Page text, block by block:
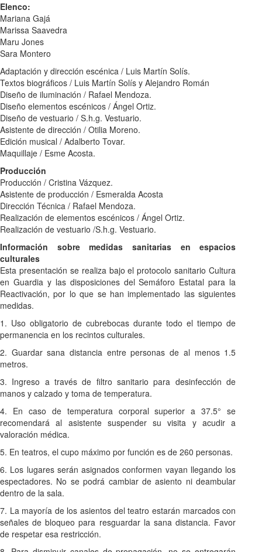
Elenco:
Mariana Gajá
Marissa Saavedra
Maru Jones
Sara Montero
Adaptación y dirección escénica / Luis Martín Solís.
Textos biográficos / Luis Martín Solís y Alejandro Román
Diseño de iluminación / Rafael Mendoza.
Diseño elementos escénicos / Ángel Ortiz.
Diseño de vestuario / S.h.g. Vestuario.
Asistente de dirección / Otilia Moreno.
Edición musical / Adalberto Tovar.
Maquillaje / Esme Acosta.
Producción
Producción / Cristina Vázquez.
Asistente de producción / Esmeralda Acosta
Dirección Técnica / Rafael Mendoza.
Realización de elementos escénicos / Ángel Ortiz.
Realización de vestuario /S.h.g. Vestuario.
Información sobre medidas sanitarias en espacios
culturales
Esta presentación se realiza bajo el protocolo sanitario Cultura
en Guardia y las disposiciones del Semáforo Estatal para la
Reactivación, por lo que se han implementado las siguientes
medidas.
1. Uso obligatorio de cubrebocas durante todo el tiempo de
permanencia en los recintos culturales.
2. Guardar sana distancia entre personas de al menos 1.5
metros.
3. Ingreso a través de filtro sanitario para desinfección de
manos y calzado y toma de temperatura.
4. En caso de temperatura corporal superior a 37.5° se
recomendará al asistente suspender su visita y acudir a
valoración médica.
5. En teatros, el cupo máximo por función es de 260 personas.
6. Los lugares serán asignados conformen vayan llegando los
espectadores. No se podrá cambiar de asiento ni deambular
dentro de la sala.
7. La mayoría de los asientos del teatro estarán marcados con
señales de bloqueo para resguardar la sana distancia. Favor
de respetar esa restricción.